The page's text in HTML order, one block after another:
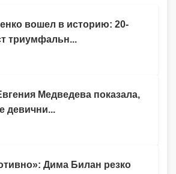
вошел в историю: 20-
триумфальн...
Медведева показала,
девични...
Дима Билан резко